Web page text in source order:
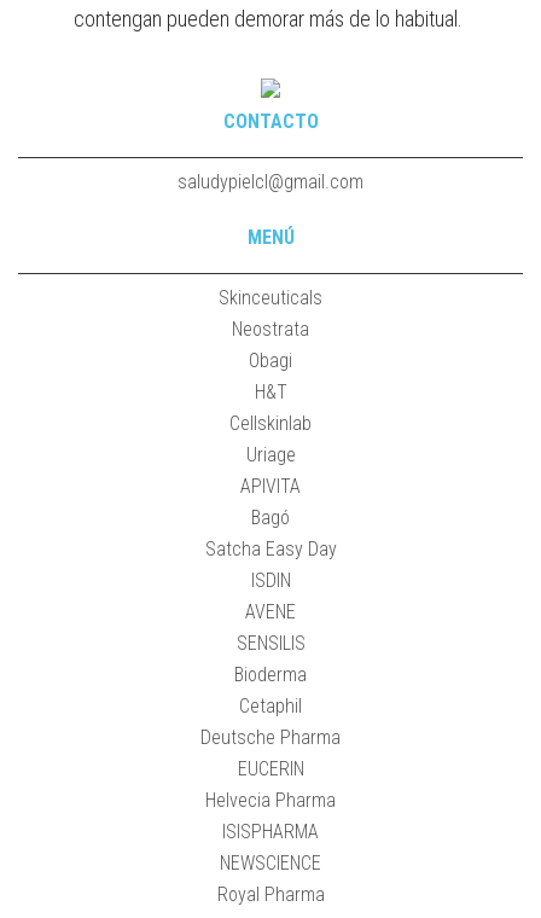
contengan pueden demorar más de lo habitual.
CONTACTO
saludypielcl@gmail.com
MENÚ
Skinceuticals
Neostrata
Obagi
H&T
Cellskinlab
Uriage
APIVITA
Bagó
Satcha Easy Day
ISDIN
AVENE
SENSILIS
Bioderma
Cetaphil
Deutsche Pharma
EUCERIN
Helvecia Pharma
ISISPHARMA
NEWSCIENCE
Royal Pharma